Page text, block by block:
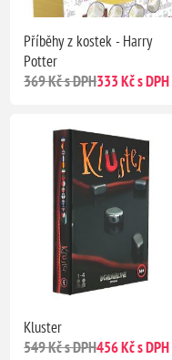
Příběhy z kostek - Harry
Potter
369 Kč s DPH333 Kč s DPH
Kluster
549 Kč s DPH456 Kč s DPH